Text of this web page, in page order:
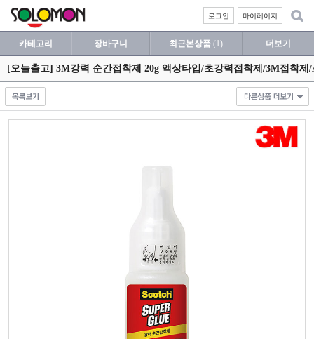
마이페이지
로그인
카테고리 장바구니 최근본상품 (1) 더보기
[오늘출고] 3M강력 순간접착제 20g 액상타입/초강력접착제/3M접착제/